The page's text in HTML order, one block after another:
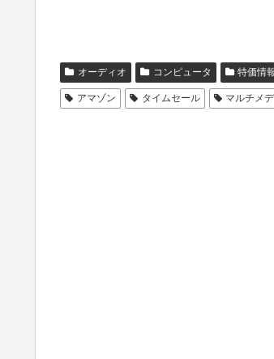
オーディオ コンピュータ 特価情
アマゾン タイムセール マルチメ